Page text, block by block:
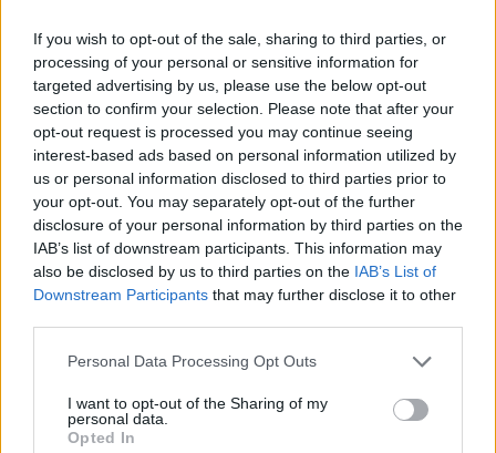
If you wish to opt-out of the sale, sharing to third parties, or
processing of your personal or sensitive information for
targeted advertising by us, please use the below opt-out
section to confirm your selection. Please note that after your
opt-out request is processed you may continue seeing
interest-based ads based on personal information utilized by
us or personal information disclosed to third parties prior to
your opt-out. You may separately opt-out of the further
disclosure of your personal information by third parties on the
IAB’s list of downstream participants. This information may
also be disclosed by us to third parties on the IAB’s List of
Downstream Participants that may further disclose it to other
Personal Data Processing Opt Outs
I want to opt-out of the Sharing of my
personal data.
Opted In
Vous pouvez ensuite utiliser cette solution pour
nettoyer les surfaces, les vitres, les appareils
électroménagers, etc.
Astuces pour combiner les produits
naturels
Pour un nettoyage efficace, vous pouvez combiner
les produits naturels entre eux. Voici quelques
exemples :
Mélanger du vinaigre blanc avec du bicarbonate
de soude pour créer un nettoyant puissant pour
Ajouter des huiles essentielles à une solution de
vinaigre blanc pour créer un désinfectant